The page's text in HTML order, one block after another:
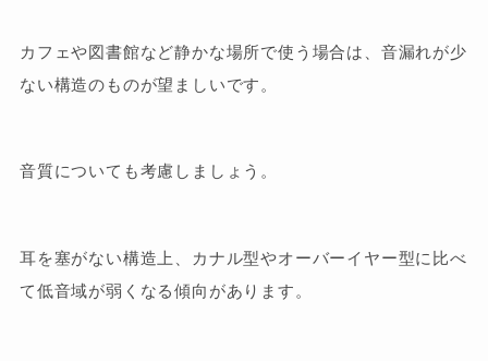
カフェや図書館など静かな場所で使う場合は、音漏れが少
ない構造のものが望ましいです。
音質についても考慮しましょう。
耳を塞がない構造上、カナル型やオーバーイヤー型に比べ
て低音域が弱くなる傾向があります。